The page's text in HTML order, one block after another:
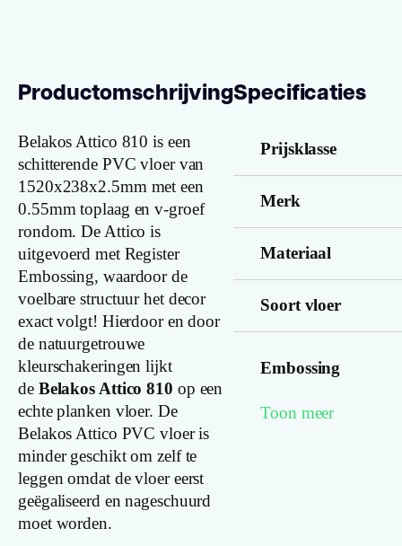
Productomschrijving
Belakos Attico 810 is een
schitterende PVC vloer van
1520x238x2.5mm met een
0.55mm toplaag en v-groef
rondom. De Attico is
uitgevoerd met Register
Embossing, waardoor de
voelbare structuur het decor
exact volgt! Hierdoor en door
de natuurgetrouwe
kleurschakeringen lijkt
de Belakos Attico 810 op een
echte planken vloer. De
Belakos Attico PVC vloer is
minder geschikt om zelf te
leggen omdat de vloer eerst
geëgaliseerd en nageschuurd
moet worden.
Specificaties
Prijsklasse
Merk
Materiaal
Soort vloer
Embossing
Toon meer